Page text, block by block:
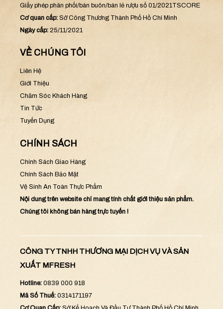
Giấy phép phân phối/bán buôn/bán lẻ rượu số 01/2021TSCORE
Cơ quan cấp: Sở Công Thương Thành Phố Hồ Chí Minh
Ngày cấp: 25/11/2021
VỀ CHÚNG TÔI
Liên Hệ
Giới Thiệu
Chăm Sóc Khách Hàng
Tin Tức
Tuyển Dụng
CHÍNH SÁCH
Chính Sách Giao Hàng
Chính Sách Bảo Mật
Vệ Sinh An Toàn Thực Phẩm
Nội dung trên website chỉ mang tính chất giới thiệu sản phẩm.
Chúng tôi không bán hàng trực tuyến !
CÔNG TY TNHH THƯƠNG MẠI DỊCH VỤ VÀ SẢN
XUẤT MFRESH
Hotline: 0839 000 918
Mã Số Thuế: 0314171197